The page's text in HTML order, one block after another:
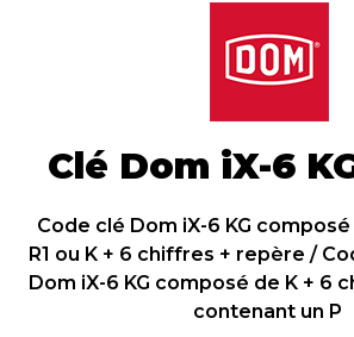
Clé Dom iX-6
Code clé Dom iX-6 KG
R1 ou K + 6 chiffres + repère /
Dom iX-6 KG composé de K + 6
contenant un P